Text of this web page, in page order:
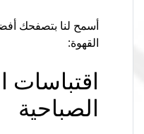
القهوة:
اقتباسات
الصباحية